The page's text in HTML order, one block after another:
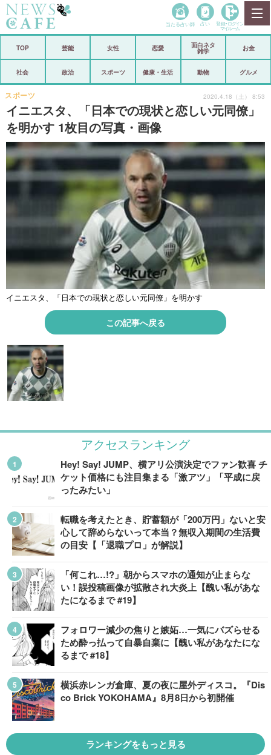
政治
経済
芸能 スポーツ
恋愛 ビックリ
アリ／ナシ
ショップ
登録・ログイン/マイルーム
当たる占い師 占い 登録• ログイン
マイルーム
TOP 芸能 女性 恋愛
面白ネタ
雑学
お金
社会 政治 スポーツ 健康・生活 動物 グルメ
イニエスタ、「日本での現状と恋しい元同僚」
を明かす 1枚目の写真・画像
スポーツ 2020.4.18（土） 8:53
イニエスタ、「日本での現状と恋しい元同僚」を明かす
この記事へ戻る
アクセスランキング
Hey! Say! JUMP、横アリ公演決定でファン歓喜 チ
ケット価格にも注目集まる「激アツ」「平成に戻
ったみたい」
転職を考えたとき、貯蓄額が「200万円」ないと安
心して辞めらないって本当？無収入期間の生活費
の目安【「退職プロ」が解説】
「何これ…!?」朝からスマホの通知が止まらな
い！誤投稿画像が拡散され大炎上【醜い私があな
たになるまで #19】
フォロワー減少の焦りと嫉妬…一気にバズらせる
ため酔っ払って自暴自棄に【醜い私があなたにな
るまで #18】
横浜赤レンガ倉庫、夏の夜に屋外ディスコ。『Dis
co Brick YOKOHAMA』8月8日から初開催
ランキングをもっと見る